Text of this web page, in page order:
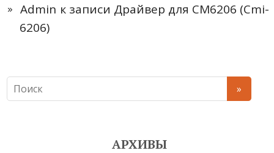
Admin к записи Драйвер для CM6206 (Cmi-
6206)
АРХИВЫ